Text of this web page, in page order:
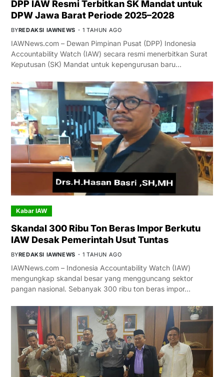
DPP IAW Resmi Terbitkan SK Mandat untuk
DPW Jawa Barat Periode 2025–2028
BYREDAKSI IAWNEWS 1 TAHUN AGO
IAWNews.com – Dewan Pimpinan Pusat (DPP) Indonesia
Accountability Watch (IAW) secara resmi menerbitkan Surat
Keputusan (SK) Mandat untuk kepengurusan baru…
Kabar IAW
Skandal 300 Ribu Ton Beras Impor Berkutu
IAW Desak Pemerintah Usut Tuntas
BYREDAKSI IAWNEWS 1 TAHUN AGO
IAWNews.com – Indonesia Accountability Watch (IAW)
mengungkap skandal besar yang mengguncang sektor
pangan nasional. Sebanyak 300 ribu ton beras impor…